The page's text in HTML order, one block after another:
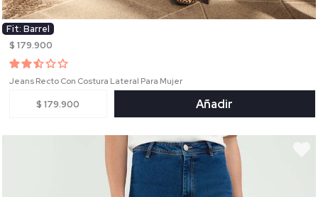
Fit: Barrel
$ 179.900
Jeans Recto Con Costura Lateral Para Mujer
$ 179.900 Añadir